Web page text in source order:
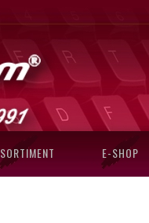
SORTIMENT E-SHOP